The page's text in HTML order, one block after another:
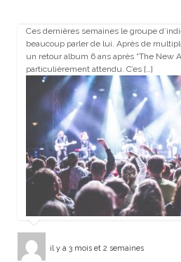
Ces dernières semaines le groupe
beaucoup parler de lui. Après de
un retour album 6 ans après “The New
particulièrement attendu. C’es […]
il y a 3 mois et 2 semaines